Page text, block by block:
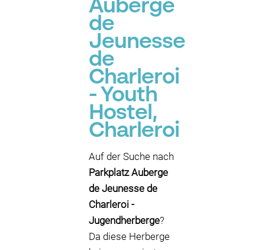
Auberge
de
Jeunesse
de
Charleroi
- Youth
Hostel,
Charleroi
Auf der Suche nach
Parkplatz Auberge
de Jeunesse de
Charleroi -
Jugendherberge?
Da diese Herberge